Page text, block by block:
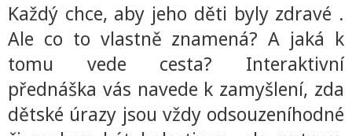
Každý chce, aby jeho děti byly zdravé .
Ale co to vlastně znamená? A jaká k
tomu vede cesta? Interaktivní
přednáška vás navede k zamyšlení, zda
dětské úrazy jsou vždy odsouzeníhodné